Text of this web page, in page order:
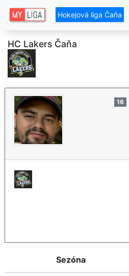
Hokejová liga Čaňa
HC Lakers Čaňa
16
Sezóna